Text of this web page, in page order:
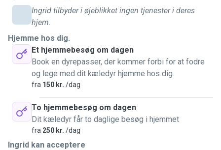
Ingrid tilbyder i øjeblikket ingen tjenester i deres
hjem.
Hjemme hos dig.
Et hjemmebesøg om dagen
Book en dyrepasser, der kommer forbi for at fodre
og lege med dit kæledyr hjemme hos dig.
fra 150 kr. /dag
To hjemmebesøg om dagen
Dit kæledyr får to daglige besøg i hjemmet
fra 250 kr. /dag
Ingrid kan acceptere